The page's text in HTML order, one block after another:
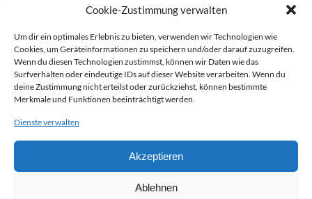
Cookie-Zustimmung verwalten
Um dir ein optimales Erlebnis zu bieten, verwenden wir Technologien wie
Cookies, um Geräteinformationen zu speichern und/oder darauf zuzugreifen.
Wenn du diesen Technologien zustimmst, können wir Daten wie das
Surfverhalten oder eindeutige IDs auf dieser Website verarbeiten. Wenn du
deine Zustimmung nicht erteilst oder zurückziehst, können bestimmte
Merkmale und Funktionen beeinträchtigt werden.
Dienste verwalten
Akzeptieren
Ablehnen
Datenschutz